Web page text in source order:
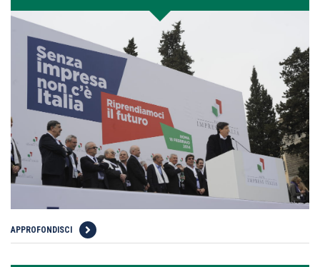
APPROFONDISCI